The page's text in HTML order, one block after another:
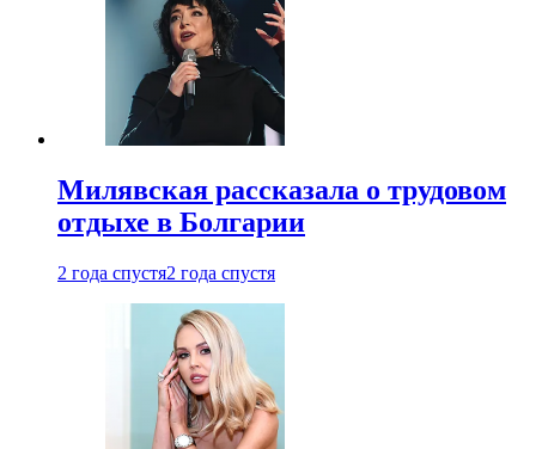
Милявская рассказала о трудовом
отдыхе в Болгарии
2 года спустя2 года спустя